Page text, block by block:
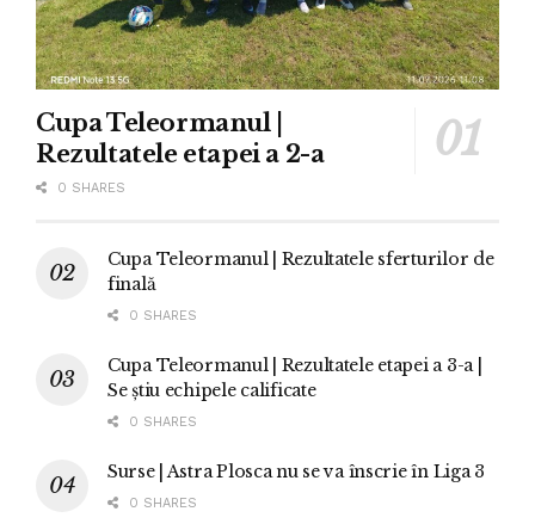
Cupa Teleormanul |
Rezultatele etapei a 2-a
0 SHARES
Cupa Teleormanul | Rezultatele sferturilor de
finală
0 SHARES
Cupa Teleormanul | Rezultatele etapei a 3-a |
Se știu echipele calificate
0 SHARES
Surse | Astra Plosca nu se va înscrie în Liga 3
0 SHARES